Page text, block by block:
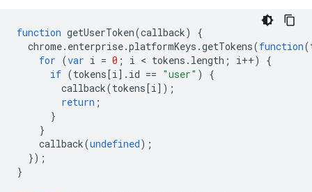
function getUserToken(callback)
{
chrome. enterprise.platformKeys .getTokens(function(
for (var i = 0 ; i < tokens . length ; i++)
{
if (tokens[i]. id == "user" )
{
callback(tokens[i]);
return ;
}
}
callback(undefined);
});
}